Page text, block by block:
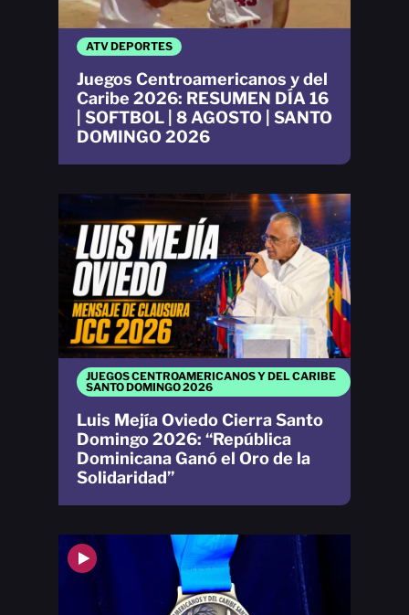
ATV DEPORTES
Juegos Centroamericanos y del
Caribe 2026: RESUMEN DÍA 16
| SOFTBOL | 8 AGOSTO | SANTO
DOMINGO 2026
JUEGOS CENTROAMERICANOS Y DEL CARIBE
SANTO DOMINGO 2026
Luis Mejía Oviedo Cierra Santo
Domingo 2026: “República
Dominicana Ganó el Oro de la
Solidaridad”